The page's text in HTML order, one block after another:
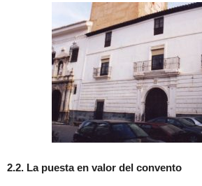
2.2. La puesta en valor del convento